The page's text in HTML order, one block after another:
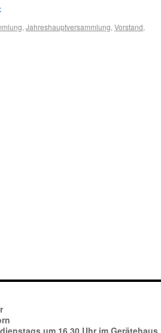
, Jahreshauptversammlung, Vorstand,
um 16.30 Uhr im Gerätehaus.